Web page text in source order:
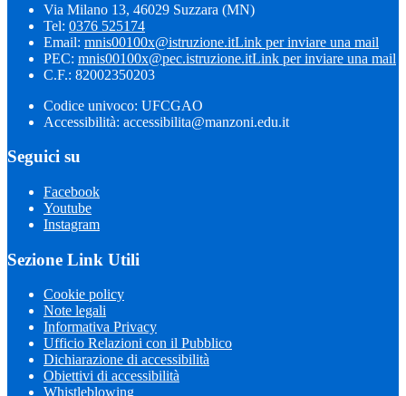
Via Milano 13, 46029 Suzzara (MN)
Tel: 0376 525174
Email: mnis00100x@istruzione.itLink per inviare una mail
PEC: mnis00100x@pec.istruzione.itLink per inviare una mail
C.F.: 82002350203
Codice univoco: UFCGAO
Accessibilità: accessibilita@manzoni.edu.it
Seguici su
Facebook
Youtube
Instagram
Sezione Link Utili
Cookie policy
Note legali
Informativa Privacy
Ufficio Relazioni con il Pubblico
Dichiarazione di accessibilità
Obiettivi di accessibilità
Whistleblowing